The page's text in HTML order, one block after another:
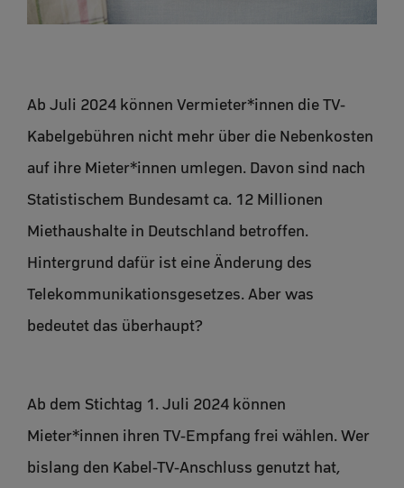
Ab Juli 2024 können Vermieter*innen die TV-
Kabelgebühren nicht mehr über die Nebenkosten
auf ihre Mieter*innen umlegen. Davon sind nach
Statistischem Bundesamt ca. 12 Millionen
Miethaushalte in Deutschland betroffen.
Hintergrund dafür ist eine Änderung des
Telekommunikationsgesetzes. Aber was
bedeutet das überhaupt?
Ab dem Stichtag 1. Juli 2024 können
Mieter*innen ihren TV-Empfang frei wählen. Wer
bislang den Kabel-TV-Anschluss genutzt hat,